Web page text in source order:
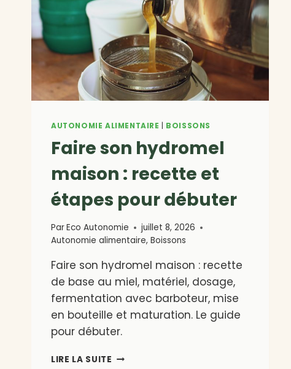
PERSONNES
AUTONOMIE ALIMENTAIRE BOISSONS
Faire son hydromel
maison : recette et
étapes pour débuter
ParEco Autonomie
juillet 8, 2026
Autonomie alimentaire, Boissons
Faire son hydromel maison : recette
de base au miel, matériel, dosage,
fermentation avec barboteur, mise
en bouteille et maturation. Le guide
pour débuter.
LIRE LA SUITE FAIRE